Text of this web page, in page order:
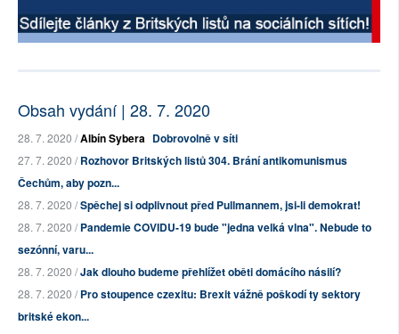
Obsah vydání | 28. 7. 2020
28. 7. 2020 /Albín Sybera Dobrovolně v síti
27. 7. 2020 /Rozhovor Britských listů 304. Brání antikomunismus
Čechům, aby pozn...
28. 7. 2020 /Spěchej si odplivnout před Pullmannem, jsi-li demokrat!
28. 7. 2020 /Pandemie COVIDU-19 bude "jedna velká vlna". Nebude to
sezónní, varu...
28. 7. 2020 /Jak dlouho budeme přehlížet oběti domácího násilí?
28. 7. 2020 /Pro stoupence czexitu: Brexit vážně poškodí ty sektory
britské ekon...